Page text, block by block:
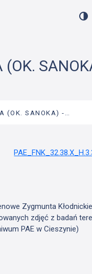
(OK. SANOKA) -…
Zygmunta
zdjęć z badań
PAE w Cieszynie)